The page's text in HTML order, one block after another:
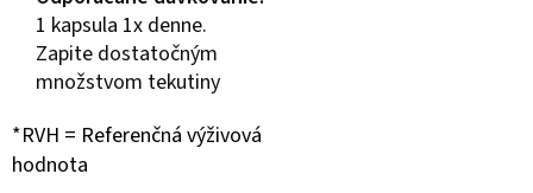
1 kapsula 1x denne.
Zapite dostatočným
množstvom tekutiny
*RVH = Referenčná výživová
hodnota